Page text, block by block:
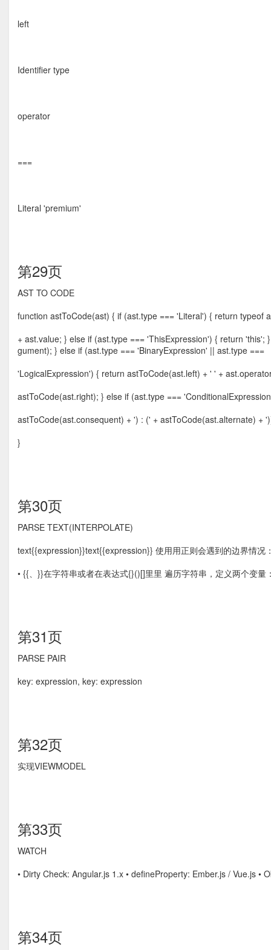
left
Identiﬁer type
operator
===
Literal 'premium'
第29页
AST TO CODE
function astToCode(ast) { if (ast.type === 'Literal') { return typeof
+ ast.value; } else if (ast.type === 'ThisExpression') { return
gument); } else if (ast.type === 'BinaryExpression' || ast.type ===
'LogicalExpression') { return astToCode(ast.left) + ' ' +
astToCode(ast.right); } else if (ast.type ===
astToCode(ast.consequent) + ') : (' + astToCode(ast.alternate)
}
第30页
PARSE TEXT(INTERPOLATE)
text{{expression}}text{{expression}} 使⽤用正则会遇到的边界情况
• {{、}}在字符串或者在表达式{}()[]⾥里 遍历字符串，定义两个变量
第31页
PARSE PAIR
key: expression, key: expression
第32页
实现VIEWMODEL
第33页
WATCH
• Dirty Check: Angular.js 1.x • deﬁneProperty: Ember.js / Vue.js •
第34页